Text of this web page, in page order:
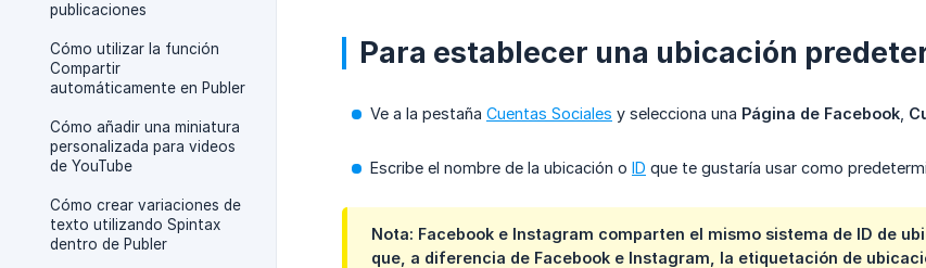
publicaciones
Cómo utilizar la función
Compartir
automáticamente en Publer
Cómo añadir una miniatura
personalizada para videos
de YouTube
Cómo crear variaciones de
texto utilizando Spintax
dentro de Publer
Para establecer una ubicación
Ve a la pestaña Cuentas Sociales y selecciona una Página de Facebook
Escribe el nombre de la ubicación o ID que te gustaría usar como
Nota: Facebook e Instagram comparten el mismo sistema de ID de
que, a diferencia de Facebook e Instagram, la etiquetación de